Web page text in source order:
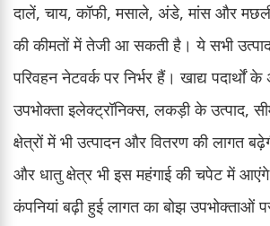
दालें, चाय, कॉफी, मसाले, अंडे, मांस और
की कीमतों में तेजी आ सकती है। ये सभी
परिवहन नेटवर्क पर निर्भर हैं। खाद्य पदार्थों
उपभोक्ता इलेक्ट्रॉनिक्स, लकड़ी के उत्पाद,
क्षेत्रों में भी उत्पादन और वितरण की लागत
और धातु क्षेत्र भी इस महंगाई की चपेट में
कंपनियां बढ़ी हुई लागत का बोझ उपभोक्ताओं